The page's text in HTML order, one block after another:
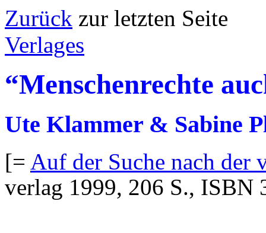
Zurück zur letzten
Verlages
“Menschenrechte
Ute Klammer & Sabine
[= Auf der Suche nach der
verlag 1999, 206 S.,